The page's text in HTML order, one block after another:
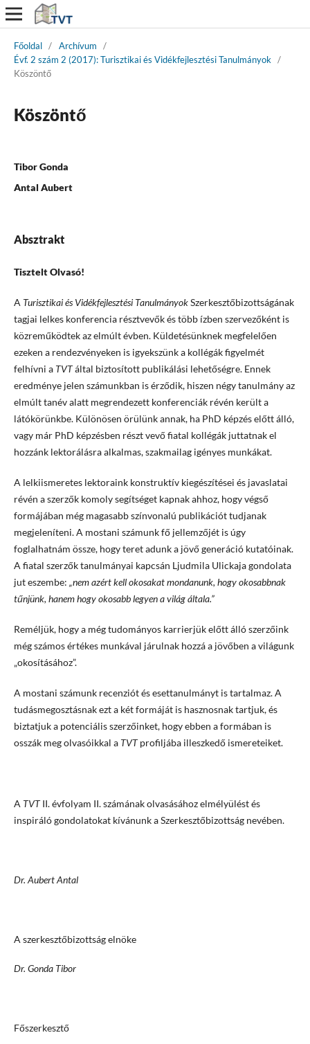
Főoldal / Archívum
/
Évf. 2 szám 2 (2017): Turisztikai és Vidékfejlesztési Tanulmányok /
Köszöntő
Köszöntő
Tibor Gonda
Antal Aubert
Absztrakt
Tisztelt Olvasó!
A Turisztikai és Vidékfejlesztési TanulmányokSzerkesztőbizottságának
tagjai lelkes konferencia résztvevők és több ízben szervezőként is
közreműködtek az elmúlt évben. Küldetésünknek megfelelően
ezeken a rendezvényeken is igyekszünk a kollégák figyelmét
felhívni a TVTáltal biztosított publikálási lehetőségre. Ennek
eredménye jelen számunkban is érződik, hiszen négy tanulmány az
elmúlt tanév alatt megrendezett konferenciák révén került a
látókörünkbe. Különösen örülünk annak, ha PhD képzés előtt álló,
vagy már PhD képzésben részt vevő fiatal kollégák juttatnak el
hozzánk lektorálásra alkalmas, szakmailag igényes munkákat.
A lelkiismeretes lektoraink konstruktív kiegészítései és javaslatai
révén a szerzők komoly segítséget kapnak ahhoz, hogy végső
formájában még magasabb színvonalú publikációt tudjanak
megjeleníteni. A mostani számunk fő jellemzőjét is úgy
foglalhatnám össze, hogy teret adunk a jövő generáció kutatóinak.
A fiatal szerzők tanulmányai kapcsán Ljudmila Ulickaja gondolata
jut eszembe: „nem azért kell okosakat mondanunk, hogy okosabbnak
tűnjünk, hanem hogy okosabb legyen a világ általa.”
Reméljük, hogy a még tudományos karrierjük előtt álló szerzőink
még számos értékes munkával járulnak hozzá a jövőben a világunk
„okosításához”.
A mostani számunk recenziót és esettanulmányt is tartalmaz. A
tudásmegosztásnak ezt a két formáját is hasznosnak tartjuk, és
biztatjuk a potenciális szerzőinket, hogy ebben a formában is
osszák meg olvasóikkal a TVTprofiljába illeszkedő ismereteiket.
A TVTII. évfolyam II. számának olvasásához elmélyülést és
inspiráló gondolatokat kívánunk a Szerkesztőbizottság nevében.
Dr. Aubert Antal
A szerkesztőbizottság elnöke
Dr. Gonda Tibor
Főszerkesztő